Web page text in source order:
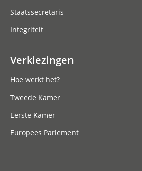
Staatssecretaris
Integriteit
Verkiezingen
Hoe werkt het?
Tweede Kamer
Eerste Kamer
Europees Parlement